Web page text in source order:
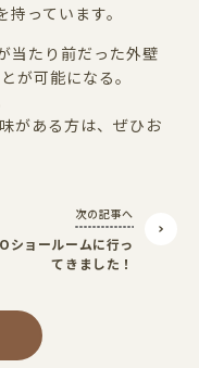
っています。
当たり前だった外壁
が可能になる。
がある方は、ぜひお
次の記事へ
ショールームに行っ
てきました！